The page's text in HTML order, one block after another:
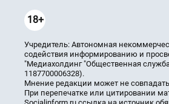
18+
Учредитель: Автономная
содействия информированию и
"Медиахолдинг "Общественная
1187700006328).
Мнение редакции может не
При перепечатке или цитировании